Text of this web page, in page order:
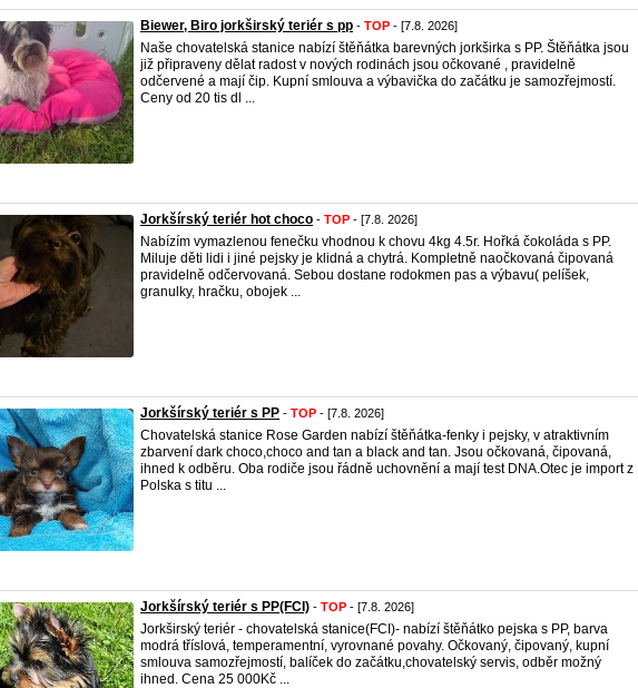
Biewer, Biro jorkširský teriér s pp - TOP - [7.8. 2026]
Naše chovatelská stanice nabízí štěňátka barevných jorkširka s PP. Štěňátka jsou
již připraveny dělat radost v nových rodinách jsou očkované , pravidelně
odčervené a mají čip. Kupní smlouva a výbavička do začátku je samozřejmostí.
Ceny od 20 tis dl ...
Jorkšírský teriér hot choco - TOP - [7.8. 2026]
Nabízím vymazlenou fenečku vhodnou k chovu 4kg 4.5r. Hořká čokoláda s PP.
Miluje děti lidi i jiné pejsky je klidná a chytrá. Kompletně naočkovaná čipovaná
pravidelně odčervovaná. Sebou dostane rodokmen pas a výbavu( pelíšek,
granulky, hračku, obojek ...
Jorkšírský teriér s PP - TOP - [7.8. 2026]
Chovatelská stanice Rose Garden nabízí štěňátka-fenky i pejsky, v atraktivním
zbarvení dark choco,choco and tan a black and tan. Jsou očkovaná, čipovaná,
ihned k odběru. Oba rodiče jsou řádně uchovnění a mají test DNA.Otec je import z
Polska s titu ...
Jorkšírský teriér s PP(FCI) - TOP - [7.8. 2026]
Jorkširský teriér - chovatelská stanice(FCI)- nabízí štěňátko pejska s PP, barva
modrá tříslová, temperamentní, vyrovnané povahy. Očkovaný, čipovaný, kupní
smlouva samozřejmostí, balíček do začátku,chovatelský servis, odběr možný
ihned. Cena 25 000Kč ...